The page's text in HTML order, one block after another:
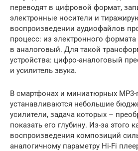
переводят в цифровой формат,
электронные носители и
воспроизведении аудиофайлов
процесс: из электронного формата
в аналоговый. Для такой
устройства: цифро-аналоговый
и усилитель звука.
В смартфонах и миниатюрных MP3-
устанавливаются небольшие
усилители, задача которых –
показать его глубину. Из-за этого
воспроизведения композиций
аналогичному параметру Hi-Fi